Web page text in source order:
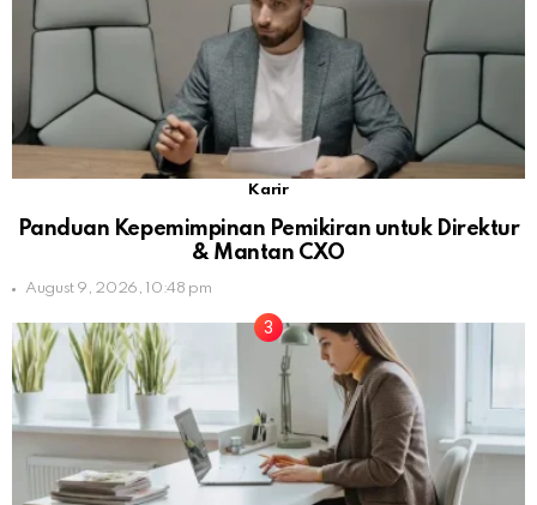
Karir
Panduan Kepemimpinan Pemikiran untuk Direktur
& Mantan CXO
August 9, 2026, 10:48 pm